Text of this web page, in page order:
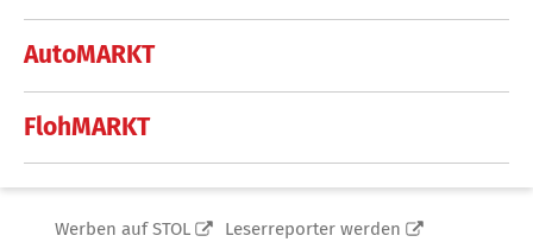
AutoMARKT
FlohMARKT
Werben auf STOL
Leserreporter werden